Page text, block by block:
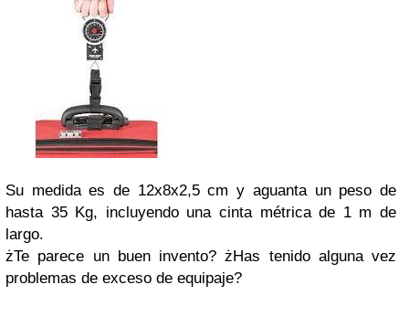
Su medida es de 12x8x2,5 cm y aguanta un peso de
hasta 35 Kg, incluyendo una cinta métrica de 1 m de
largo.
żTe parece un buen invento? żHas tenido alguna vez
problemas de exceso de equipaje?